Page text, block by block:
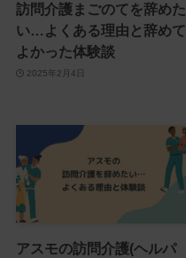
訪問介護まごのてを辞めた
い…よくある理由と辞めて
よかった体験談
2025年2月4日
アスモの訪問介護(ヘルパ